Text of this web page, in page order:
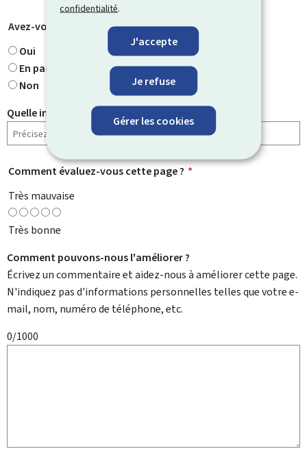
confidentialité.
J'accepte
Je refuse
Gérer les cookies
Avez-vous trouvé ce que vous cherchiez ?
Oui
En partie
Non
Quelle information cherchiez-vous ?
Comment évaluez-vous cette page ? *
Très mauvaise
Très bonne
Comment pouvons-nous l'améliorer ?
Écrivez un commentaire et aidez-nous à améliorer cette page.
N'indiquez pas d'informations personnelles telles que votre e-
mail, nom, numéro de téléphone, etc.
0/1000